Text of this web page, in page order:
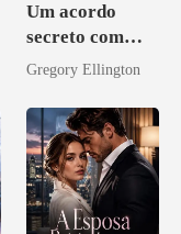
Um acordo
secreto com
meu chefe
Gregory Ellington